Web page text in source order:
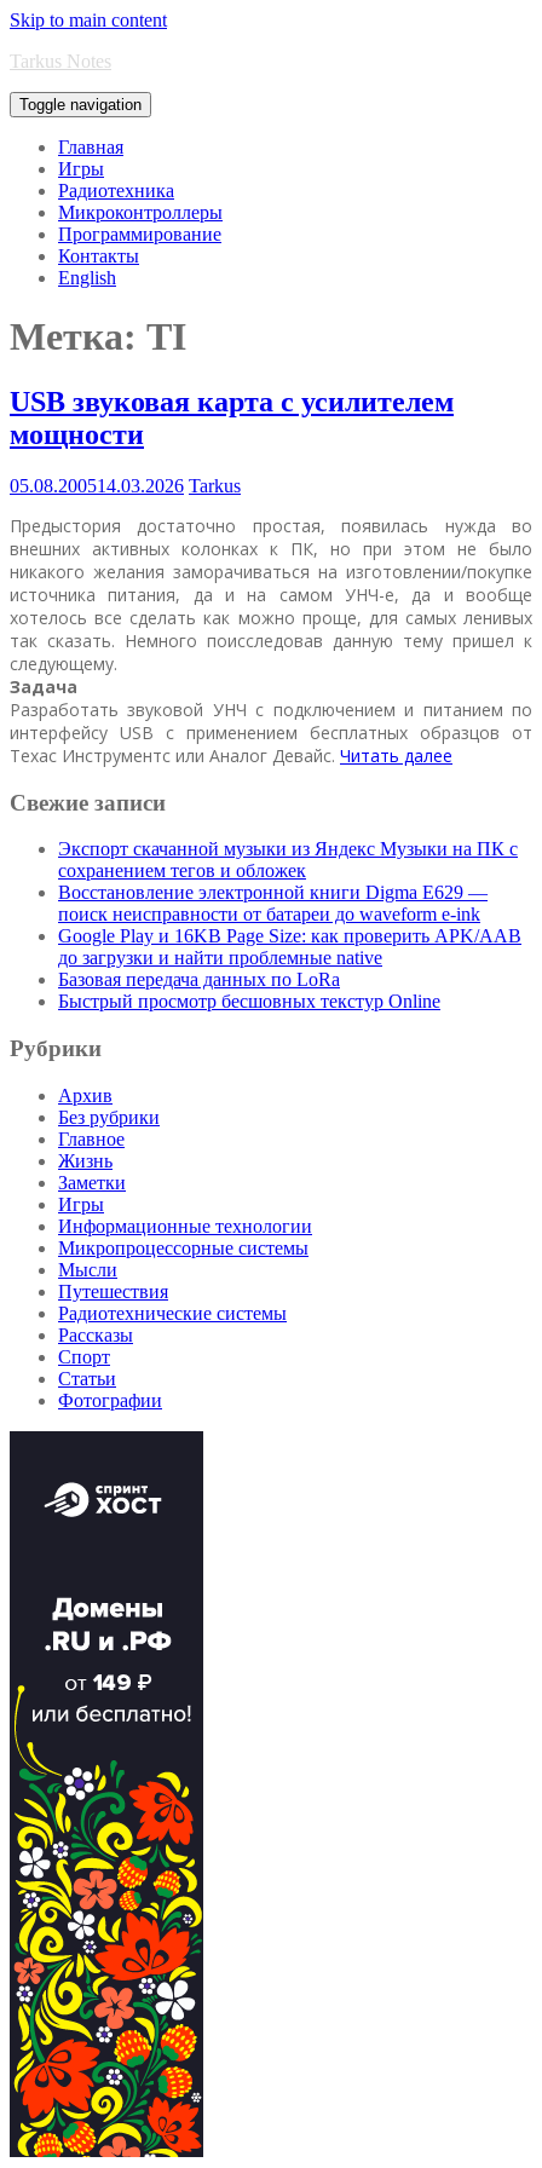
Skip to main content
Tarkus Notes
Toggle navigation
Главная
Игры
Радиотехника
Микроконтроллеры
Программирование
Контакты
English
Метка: TI
USB звуковая карта с усилителем
мощности
05.08.200514.03.2026 Tarkus
Предыстория достаточно простая, появилась нужда во
внешних активных колонках к ПК, но при этом не было
никакого желания заморачиваться на изготовлении/покупке
источника питания, да и на самом УНЧ-е, да и вообще
хотелось все сделать как можно проще, для самых ленивых
так сказать. Немного поисследовав данную тему пришел к
следующему.
Задача
Разработать звуковой УНЧ с подключением и питанием по
интерфейсу USB с применением бесплатных образцов от
Техас Инструментс или Аналог Девайс. Читать далее
Свежие записи
Экспорт скачанной музыки из Яндекс Музыки на ПК с
сохранением тегов и обложек
Восстановление электронной книги Digma E629 —
поиск неисправности от батареи до waveform e-ink
Google Play и 16KB Page Size: как проверить APK/AAB
до загрузки и найти проблемные native
Базовая передача данных по LoRa
Быстрый просмотр бесшовных текстур Online
Рубрики
Архив
Без рубрики
Главное
Жизнь
Заметки
Игры
Информационные технологии
Микропроцессорные системы
Мысли
Путешествия
Радиотехнические системы
Рассказы
Спорт
Статьи
Фотографии